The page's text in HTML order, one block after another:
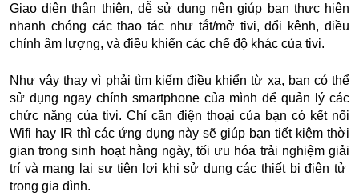
Giao diện thân thiện, dễ sử dụng nên giúp bạn thực hiện
nhanh chóng các thao tác như tắt/mở tivi, đổi kênh, điều
chỉnh âm lượng, và điều khiển các chế độ khác của tivi.
Như vậy thay vì phải tìm kiếm điều khiển từ xa, bạn có thể
sử dụng ngay chính smartphone của mình để quản lý các
chức năng của tivi. Chỉ cần điện thoại của bạn có kết nối
Wifi hay IR thì các ứng dụng này sẽ giúp bạn tiết kiệm thời
gian trong sinh hoạt hằng ngày, tối ưu hóa trải nghiệm giải
trí và mang lại sự tiện lợi khi sử dụng các thiết bị điện tử
trong gia đình.